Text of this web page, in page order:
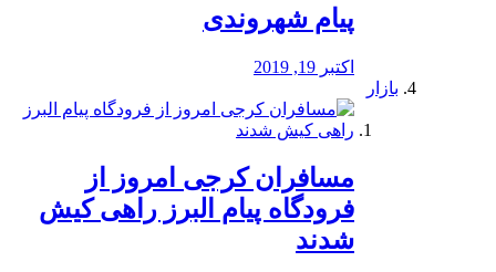
پیام شهروندی
اکتبر 19, 2019
بازار
مسافران کرجی امروز از
فرودگاه پیام البرز راهی کیش
شدند